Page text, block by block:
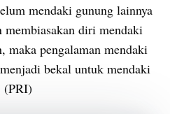
mendaki gunung lainnya
diri mendaki
maka pengalaman mendaki
bekal untuk mendaki
(PRI)